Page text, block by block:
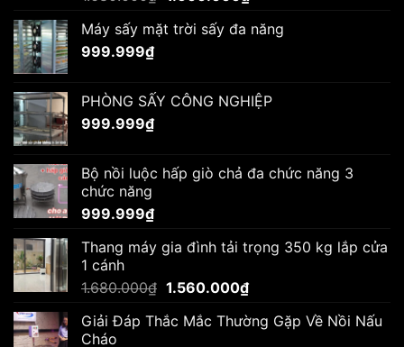
là:
tại
Máy sấy mặt trời sấy đa năng
999.999₫
PHÒNG SẤY CÔNG NGHIỆP
999.999₫
Bộ nồi luộc hấp giò chả đa chức năng 3
chức năng
999.999₫
Thang máy gia đình tải trọng 350 kg lắp cửa
1 cánh
1.680.000₫ Giá
là:
1.560.000₫Giá
tại
Giải Đáp Thắc Mắc Thường Gặp Về Nồi Nấu
Cháo